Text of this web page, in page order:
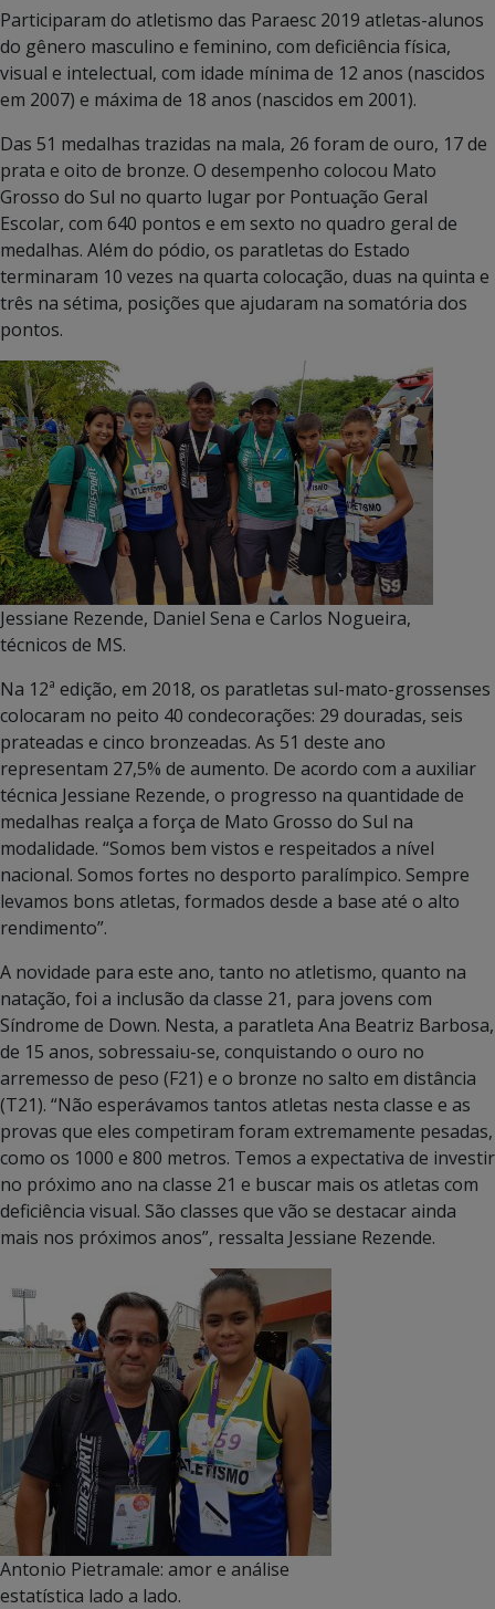
Participaram do atletismo das Paraesc 2019 atletas-alunos
do gênero masculino e feminino, com deficiência física,
visual e intelectual, com idade mínima de 12 anos (nascidos
em 2007) e máxima de 18 anos (nascidos em 2001).
Das 51 medalhas trazidas na mala, 26 foram de ouro, 17 de
prata e oito de bronze. O desempenho colocou Mato
Grosso do Sul no quarto lugar por Pontuação Geral
Escolar, com 640 pontos e em sexto no quadro geral de
medalhas. Além do pódio, os paratletas do Estado
terminaram 10 vezes na quarta colocação, duas na quinta e
três na sétima, posições que ajudaram na somatória dos
pontos.
Jessiane Rezende, Daniel Sena e Carlos Nogueira,
técnicos de MS.
Na 12ª edição, em 2018, os paratletas sul-mato-grossenses
colocaram no peito 40 condecorações: 29 douradas, seis
prateadas e cinco bronzeadas. As 51 deste ano
representam 27,5% de aumento. De acordo com a auxiliar
técnica Jessiane Rezende, o progresso na quantidade de
medalhas realça a força de Mato Grosso do Sul na
modalidade. “Somos bem vistos e respeitados a nível
nacional. Somos fortes no desporto paralímpico. Sempre
levamos bons atletas, formados desde a base até o alto
rendimento”.
A novidade para este ano, tanto no atletismo, quanto na
natação, foi a inclusão da classe 21, para jovens com
Síndrome de Down. Nesta, a paratleta Ana Beatriz Barbosa,
de 15 anos, sobressaiu-se, conquistando o ouro no
arremesso de peso (F21) e o bronze no salto em distância
(T21). “Não esperávamos tantos atletas nesta classe e as
provas que eles competiram foram extremamente pesadas,
como os 1000 e 800 metros. Temos a expectativa de investir
no próximo ano na classe 21 e buscar mais os atletas com
deficiência visual. São classes que vão se destacar ainda
mais nos próximos anos”, ressalta Jessiane Rezende.
Antonio Pietramale: amor e análise
estatística lado a lado.